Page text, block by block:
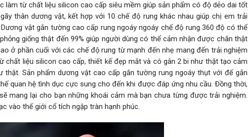
làm từ chất liệu silicon cao cấp siêu mềm giúp sản phẩm có độ dẻo dai tốt
thân dương vật, kết hợp với 10 chế độ rung khác nhau giúp chị em trải
vật gắn tường cao cấp rung ngoáy ngoáy chế độ rung 360 độ có thể
giống thật đến 99% giúp người dùng có thể cảm nhận được chân thật
ở phần cuối với các chế độ rung từ mạnh đến nhẹ mang đến trải nghiệm
chất liệu silicon cao cấp, thiết kế đẹp mắt và có gân 2 bi như thật tạo cảm
Sản phẩm dương vật cao cấp gắn tường rung ngoáy thụt với đế gắn
quan hệ tình dục cực sung cho đến khi được đáp ứng nhu cầu. Đồng thời,
mang lại cho bạn những khoái cảm mà bạn chưa từng được trải nghiệm.
vào thế giới cổ tích ngập tràn hạnh phúc.